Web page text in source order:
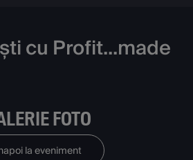
cu Profit...made
FOTO
la eveniment